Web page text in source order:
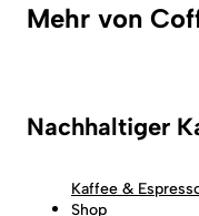
Mehr von
Nachhaltiger
Kaffee &
Shop